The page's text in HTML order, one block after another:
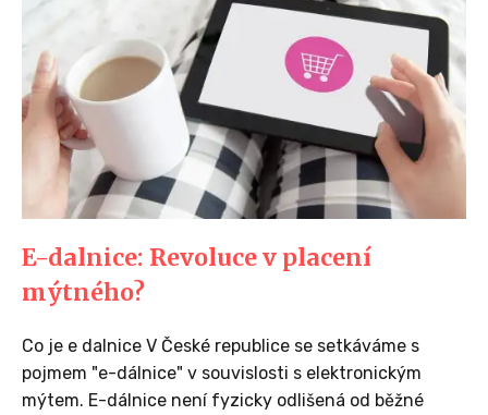
E-dalnice: Revoluce v placení
mýtného?
Co je e dalnice V České republice se setkáváme s
pojmem "e-dálnice" v souvislosti s elektronickým
mýtem. E-dálnice není fyzicky odlišená od běžné